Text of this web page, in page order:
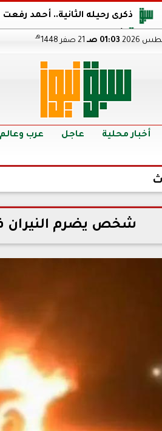
ذكرى رحيله الثانية.. أحمد
أجويرو يحذر الأرجنتين من
الدبلومات الفنية 2026 برقم الجلوس.. اعرف خطوات الاستعلام فور اعتمادها
01:03 صـ هـ
أخبار محلية عاجل عرب وعالم
شخص يضرم النيران